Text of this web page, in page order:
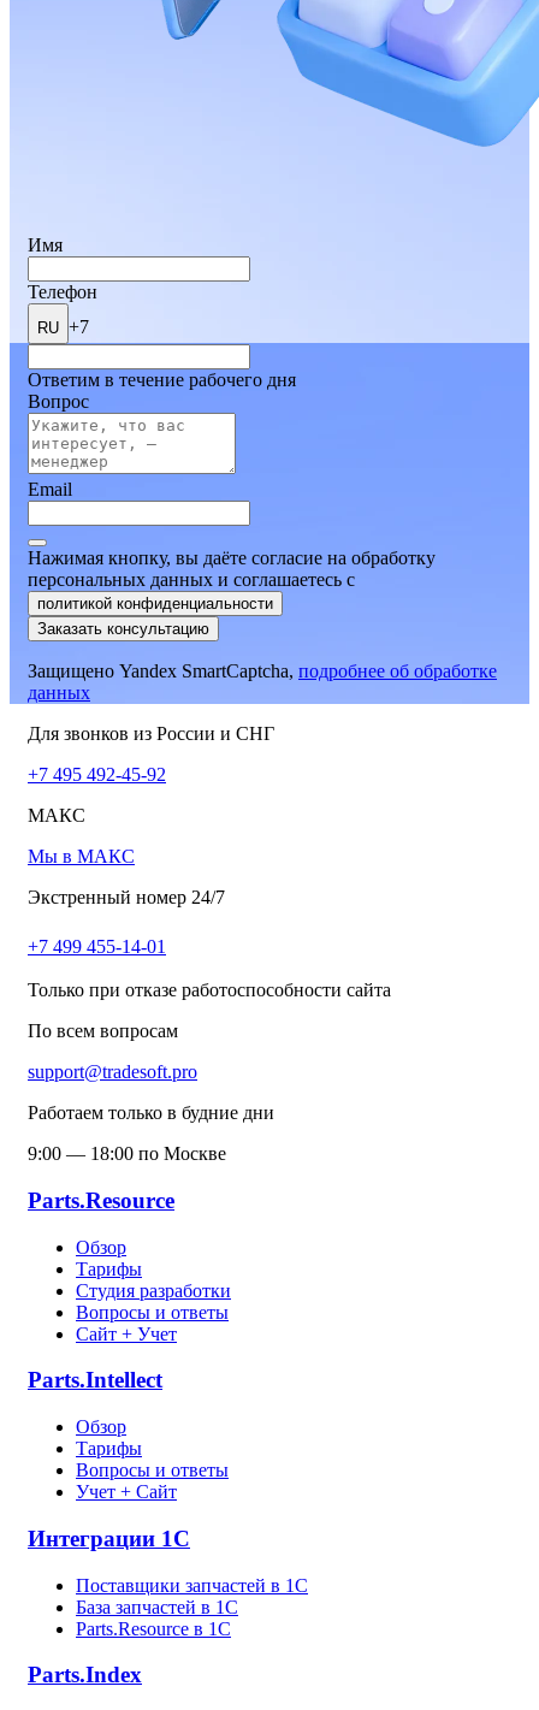
Имя
Телефон
RU +7
Ответим в течение рабочего дня
Вопрос
Email
Нажимая кнопку, вы даёте согласие на обработку
персональных данных и соглашаетесь c
политикой конфиденциальности
Заказать консультацию
Защищено Yandex SmartCaptcha, подробнее об обработке
данных
Для звонков из России и СНГ
+7 495 492-45-92
МАКС
Мы в МАКС
Экстренный номер 24/7
+7 499 455-14-01
Только при отказе работоспособности сайта
По всем вопросам
support@tradesoft.pro
Работаем только в будние дни
9:00 — 18:00 по Москве
Parts.Resource
Обзор
Тарифы
Студия разработки
Вопросы и ответы
Сайт + Учет
Parts.Intellect
Обзор
Тарифы
Вопросы и ответы
Учет + Сайт
Интеграции 1С
Поставщики запчастей в 1C
База запчастей в 1С
Parts.Resource в 1C
Parts.Index